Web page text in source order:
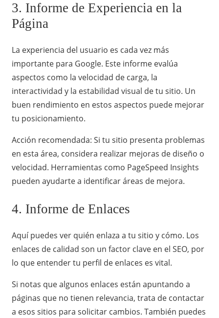
3. Informe de Experiencia en la
Página
La experiencia del usuario es cada vez más
importante para Google. Este informe evalúa
aspectos como la velocidad de carga, la
interactividad y la estabilidad visual de tu sitio. Un
buen rendimiento en estos aspectos puede mejorar
tu posicionamiento.
Acción recomendada: Si tu sitio presenta problemas
en esta área, considera realizar mejoras de diseño o
velocidad. Herramientas como PageSpeed Insights
pueden ayudarte a identificar áreas de mejora.
4. Informe de Enlaces
Aquí puedes ver quién enlaza a tu sitio y cómo. Los
enlaces de calidad son un factor clave en el SEO, por
lo que entender tu perfil de enlaces es vital.
Si notas que algunos enlaces están apuntando a
páginas que no tienen relevancia, trata de contactar
a esos sitios para solicitar cambios. También puedes